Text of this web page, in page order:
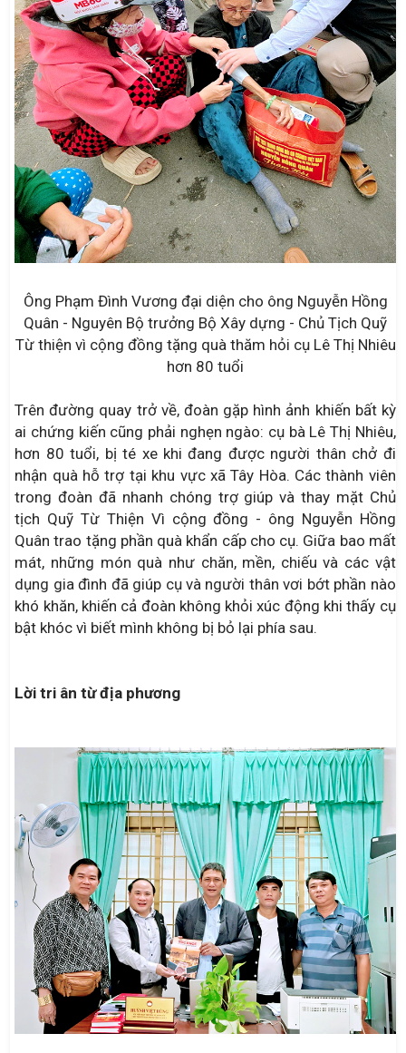
Ông Phạm Đình Vương đại diện cho ông Nguyễn Hồng
Quân - Nguyên Bộ trưởng Bộ Xây dựng - Chủ Tịch Quỹ
Từ thiện vì cộng đồng tặng quà thăm hỏi cụ Lê Thị Nhiêu
hơn 80 tuổi
Trên đường quay trở về, đoàn gặp hình ảnh khiến bất kỳ
ai chứng kiến cũng phải nghẹn ngào: cụ bà Lê Thị Nhiêu,
hơn 80 tuổi, bị té xe khi đang được người thân chở đi
nhận quà hỗ trợ tại khu vực xã Tây Hòa. Các thành viên
trong đoàn đã nhanh chóng trợ giúp và thay mặt Chủ
tịch Quỹ Từ Thiện Vì cộng đồng - ông Nguyễn Hồng
Quân trao tặng phần quà khẩn cấp cho cụ. Giữa bao mất
mát, những món quà như chăn, mền, chiếu và các vật
dụng gia đình đã giúp cụ và người thân vơi bớt phần nào
khó khăn, khiến cả đoàn không khỏi xúc động khi thấy cụ
bật khóc vì biết mình không bị bỏ lại phía sau.
Lời tri ân từ địa phương